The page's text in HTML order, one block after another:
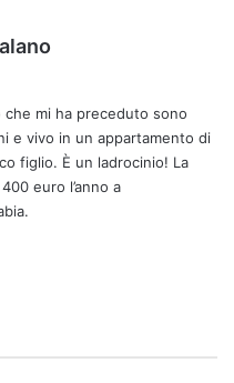
e
t
t
o
che mi ha preceduto sono
e vivo in un appartamento di
figlio. È un ladrocinio! La
euro l’anno a